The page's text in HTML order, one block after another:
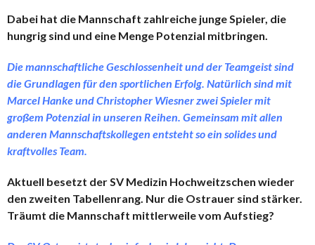
Dabei hat die Mannschaft zahlreiche junge Spieler, die
hungrig sind und eine Menge Potenzial mitbringen.
Die mannschaftliche Geschlossenheit und der Teamgeist sind
die Grundlagen für den sportlichen Erfolg. Natürlich sind mit
Marcel Hanke und Christopher Wiesner zwei Spieler mit
großem Potenzial in unseren Reihen. Gemeinsam mit allen
anderen Mannschaftskollegen entsteht so ein solides und
kraftvolles Team.
Aktuell besetzt der SV Medizin Hochweitzschen wieder
den zweiten Tabellenrang. Nur die Ostrauer sind stärker.
Träumt die Mannschaft mittlerweile vom Aufstieg?